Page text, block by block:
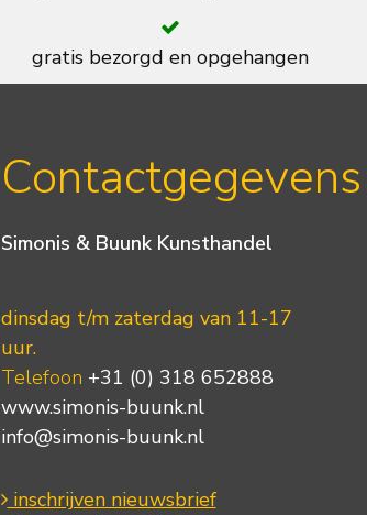
gratis bezorgd en opgehangen
Contactgegevens
Simonis & Buunk Kunsthandel
dinsdag t/m zaterdag van 11-17
uur.
Telefoon +31 (0) 318 652888
www.simonis-buunk.nl
info@simonis-buunk.nl
inschrijven nieuwsbrief